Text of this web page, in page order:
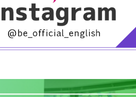
しなら、予約の取りやすい英会話スクール
Be English心斎橋へ????